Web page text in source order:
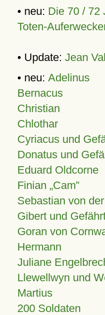
• neu: Die 70 / 72
Toten-
• Update: Jean
• neu: Adelinus
Bernacus
Christian
Chlothar
Cyriacus und
Donatus und
Eduard Oldcorne
Finian Cam
Sebastian von
Gibert und
Goran von
Hermann
Juliane
Llewellwyn und
Martius
200 Soldaten